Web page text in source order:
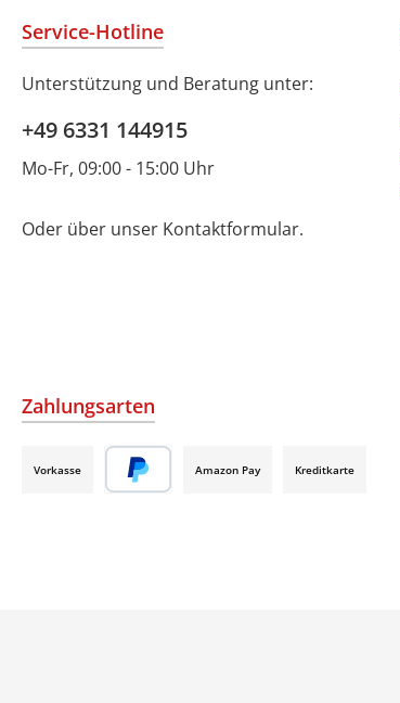
Service-Hotline
Unterstützung und Beratung unter:
+49 6331 144915
Mo-Fr, 09:00 - 15:00 Uhr
Oder über unser Kontaktformular.
Zahlungsarten
Vorkasse Amazon Pay Kreditkarte